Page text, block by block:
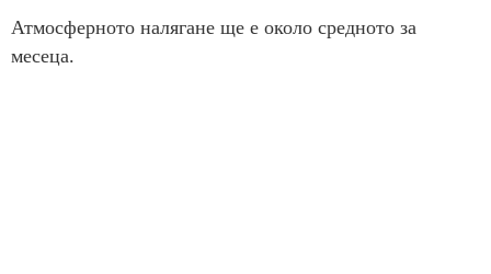
Атмосферното налягане ще е около средното за
месеца.